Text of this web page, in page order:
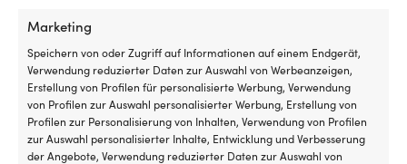
Marketing
Speichern von oder Zugriff auf Informationen auf einem Endgerät,
Verwendung reduzierter Daten zur Auswahl von Werbeanzeigen,
Erstellung von Profilen für personalisierte Werbung, Verwendung
von Profilen zur Auswahl personalisierter Werbung, Erstellung von
Profilen zur Personalisierung von Inhalten, Verwendung von Profilen
zur Auswahl personalisierter Inhalte, Entwicklung und Verbesserung
der Angebote, Verwendung reduzierter Daten zur Auswahl von
Bootsgestell mit Plane EasyTec
Compact 7, passt für Boot 5 –
6 Meter
479,99€
MwSt. inkl.
24 VORRÄTIG
Bugkorbbefestigung für
Decksgestelle NOCK Täckskär,
Aluminium, mit Buchse 25 mm
13,70€
MwSt. inkl.
77 VORRÄTIG